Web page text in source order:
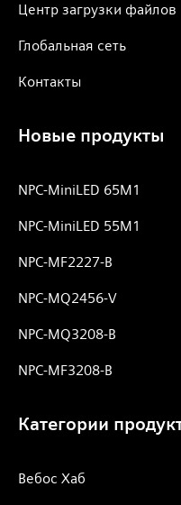
Центр загрузки файлов
Глобальная сеть
Контакты
Новые продукты
NPC-MiniLED 65M1
NPC-MiniLED 55M1
NPC-MF2227-B
NPC-MQ2456-V
NPC-MQ3208-B
NPC-MF3208-B
Категории
Вебос Хаб